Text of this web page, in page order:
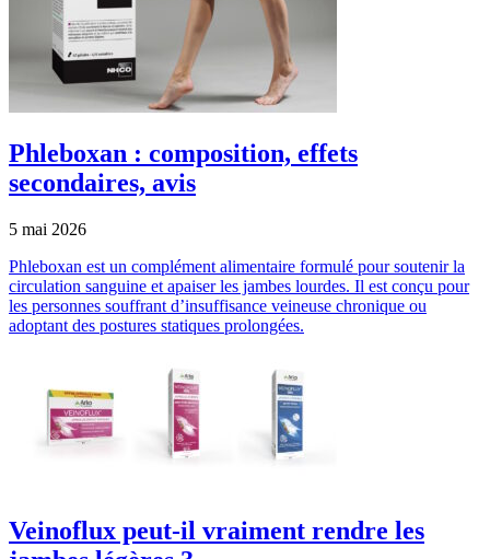
Phleboxan : composition, effets
secondaires, avis
5 mai 2026
Phleboxan est un complément alimentaire formulé pour soutenir la
circulation sanguine et apaiser les jambes lourdes. Il est conçu pour
les personnes souffrant d’insuffisance veineuse chronique ou
adoptant des postures statiques prolongées.
Veinoflux peut-il vraiment rendre les